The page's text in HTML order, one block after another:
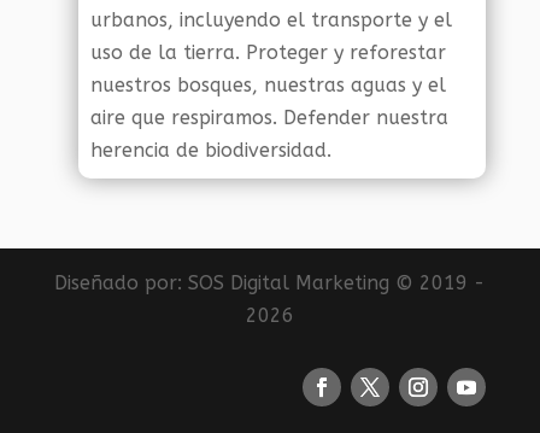
urbanos, incluyendo el transporte y el
uso de la tierra. Proteger y reforestar
nuestros bosques, nuestras aguas y el
aire que respiramos. Defender nuestra
herencia de biodiversidad.
Diseñado por:SOS Digital Marketing © 2019 -
2026